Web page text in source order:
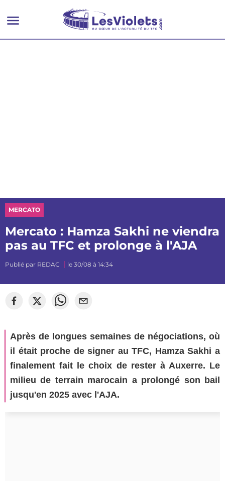
MERCATO
Mercato : Hamza Sakhi ne viendra
pas au TFC et prolonge à l'AJA
Publié par REDAC le 30/08 à 14:34
Après de longues semaines de négociations, où
il était proche de signer au TFC, Hamza Sakhi a
finalement fait le choix de rester à Auxerre. Le
milieu de terrain marocain a prolongé son bail
jusqu'en 2025 avec l'AJA.